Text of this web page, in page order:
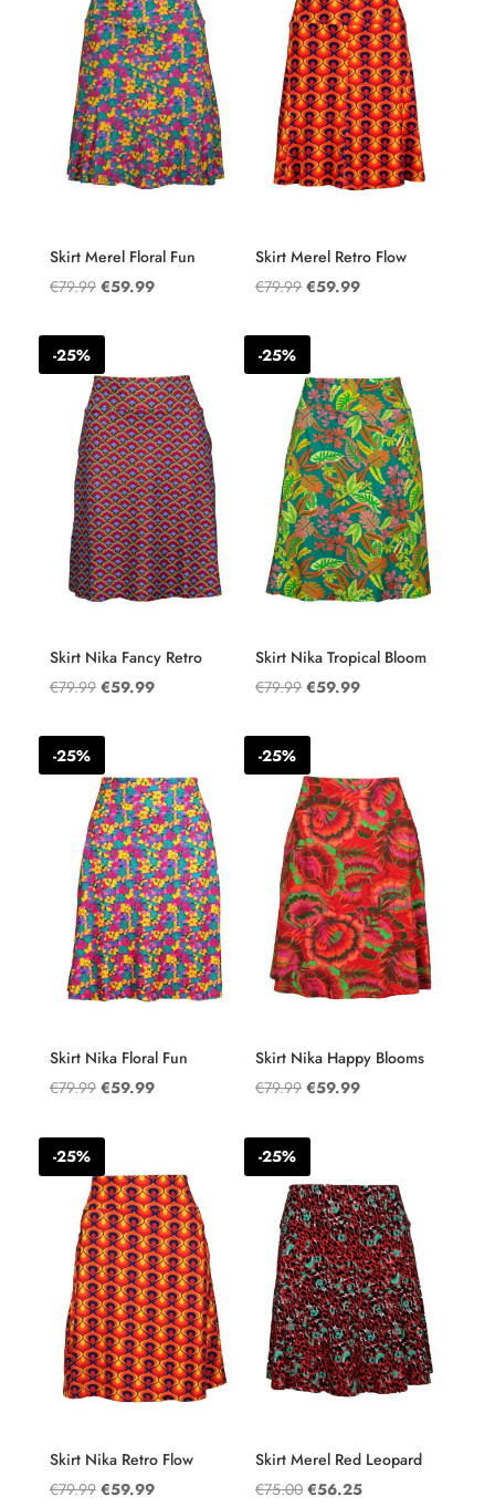
Skirt Merel Floral Fun
€79.99 Oorspronkelijke
was:
€79.99.
€59.99Huidige
€59.99.
Skirt Merel Retro Flow
€79.99 Oorspronkelijke
was:
€79.99.
€59.99Huidige
€59.99.
-25%
Skirt Nika Fancy Retro
€79.99 Oorspronkelijke
was:
€79.99.
€59.99Huidige
€59.99.
-25%
Skirt Nika Tropical Bloom
€79.99 Oorspronkelijke
was:
€79.99.
€59.99Huidige
€59.99.
-25%
Skirt Nika Floral Fun
€79.99 Oorspronkelijke
was:
€79.99.
€59.99Huidige
€59.99.
-25%
Skirt Nika Happy Blooms
€79.99 Oorspronkelijke
was:
€79.99.
€59.99Huidige
-25%
Skirt Nika Retro Flow
€79.99 Oorspronkelijke
€59.99Huidige
-25%
Skirt Merel Red Leopard
€75.00 Oorspronkelijke
€56.25Huidige